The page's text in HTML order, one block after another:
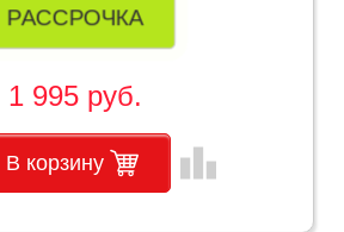
РАССРОЧКА
1 995 руб.
В корзину leaderboard